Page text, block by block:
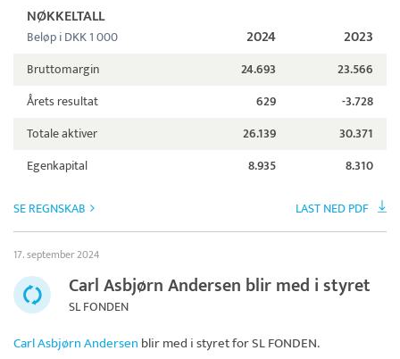
NØKKELTALL
Beløp i DKK 1 000 2024 2023
Bruttomargin 24.693
23.566
Årets resultat
629
-3.728
Totale aktiver
26.139
30.371
Egenkapital
8.935 8.310
SE REGNSKAB LAST NED PDF
17. september 2024
Carl Asbjørn Andersen blir med i styret
SL FONDEN
Carl Asbjørn Andersen blir med i styret forSL FONDEN.